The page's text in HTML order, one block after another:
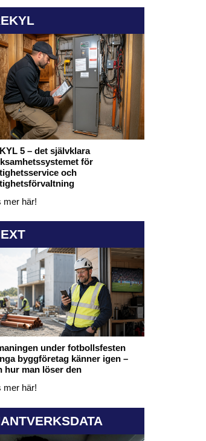
5 – det självklara
för
och
mer här!
under fotbollsfesten
byggföretag känner igen –
hur man löser den
mer här!